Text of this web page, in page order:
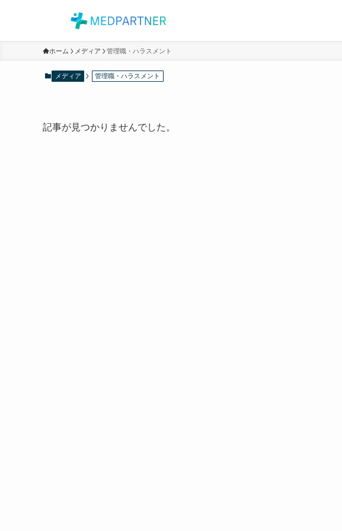
ホーム メディア 管理職・ハラスメント
メディア 管理職・ハラスメント
記事が見つかりませんでした。